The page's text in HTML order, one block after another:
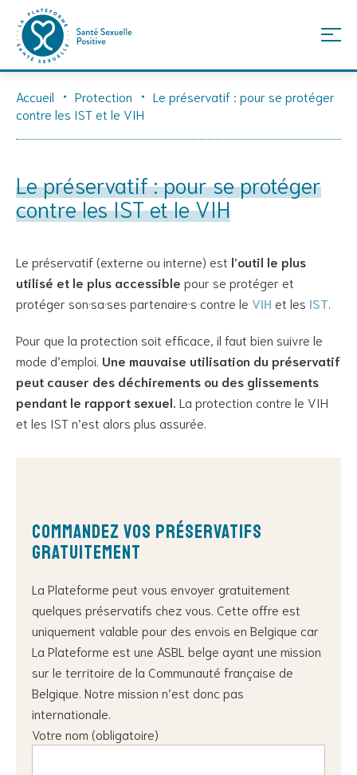
content
Accueil Protection
Le préservatif : pour se protéger
contre les IST et le VIH
Le préservatif : pour se protéger
contre les IST et le VIH
Le préservatif (externe ou interne) est l’outil le plus
utilisé et le plus accessible pour se protéger et
protéger son·sa·ses partenaire·s contre le VIH et les IST
Pour que la protection soit efficace, il faut bien suivre le
mode d’emploi. Une mauvaise utilisation du préservatif
peut causer des déchirements ou des glissements
pendant le rapport sexuel. La protection contre le VIH
et les IST n’est alors plus assurée.
Commandez vos préservatifs
gratuitement
La Plateforme peut vous envoyer gratuitement
quelques préservatifs chez vous. Cette offre est
uniquement valable pour des envois en Belgique car
La Plateforme est une ASBL belge ayant une mission
sur le territoire de la Communauté française de
Belgique. Notre mission n’est donc pas
internationale.
Votre nom (obligatoire)